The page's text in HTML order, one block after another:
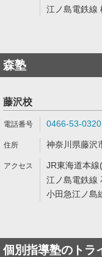
江ノ島電鉄線
森塾
藤沢校
0466-53-0320
神奈川県藤沢
JR東海道本
江ノ島電鉄線
小田急江ノ島
個別指導塾のトラ